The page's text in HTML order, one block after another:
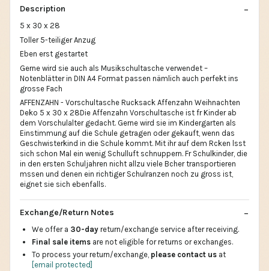
Description
5 x 30 x 28
Toller 5-teiliger Anzug
Eben erst gestartet
Gerne wird sie auch als Musikschultasche verwendet –
Notenblätter in DIN A4 Format passen nämlich auch perfekt ins
grosse Fach
AFFENZAHN - Vorschultasche Rucksack Affenzahn Weihnachten
Deko 5 x 30 x 28Die Affenzahn Vorschultasche ist fr Kinder ab
dem Vorschulalter gedacht. Gerne wird sie im Kindergarten als
Einstimmung auf die Schule getragen oder gekauft, wenn das
Geschwisterkind in die Schule kommt. Mit ihr auf dem Rcken lsst
sich schon Mal ein wenig Schulluft schnuppern. Fr Schulkinder, die
in den ersten Schuljahren nicht allzu viele Bcher transportieren
mssen und denen ein richtiger Schulranzen noch zu gross ist,
eignet sie sich ebenfalls.
Exchange/Return Notes
We offer a 30-day return/exchange service after receiving.
Final sale items are not eligible for returns or exchanges.
To process your return/exchange, please contact us at
[email protected]